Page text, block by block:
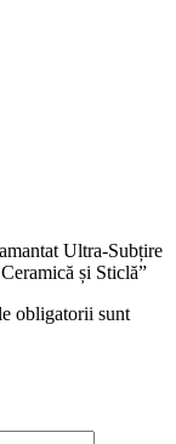
Ultra-Subțire
și Sticlă”
obligatorii sunt